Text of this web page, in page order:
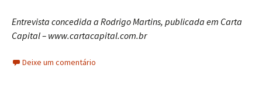
Entrevista concedida a Rodrigo Martins, publicada em Carta
Capital – www.cartacapital.com.br
Deixe um comentário